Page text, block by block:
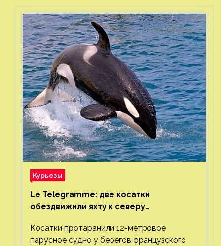
Курьезы
Le Telegramme: две косатки
обездвижили яхту к северу
Косатки протаранили 12-метровое
парусное судно у берегов французского